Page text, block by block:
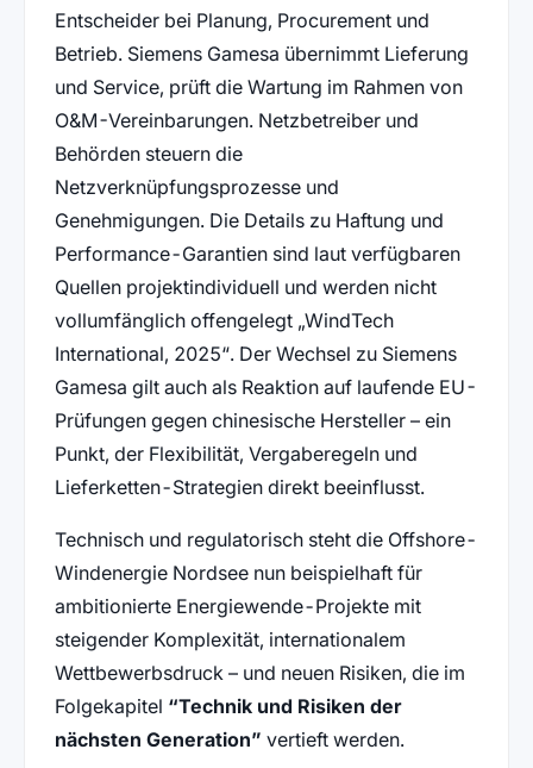
Entscheider bei Planung, Procurement und
Betrieb. Siemens Gamesa übernimmt Lieferung
und Service, prüft die Wartung im Rahmen von
O&M-Vereinbarungen. Netzbetreiber und
Behörden steuern die
Netzverknüpfungsprozesse und
Genehmigungen. Die Details zu Haftung und
Performance-Garantien sind laut verfügbaren
Quellen projektindividuell und werden nicht
vollumfänglich offengelegt WindTech
International, 2025 . Der Wechsel zu Siemens
Gamesa gilt auch als Reaktion auf laufende EU-
Prüfungen gegen chinesische Hersteller – ein
Punkt, der Flexibilität, Vergaberegeln und
Lieferketten-Strategien direkt beeinflusst.
Technisch und regulatorisch steht die Offshore-
Windenergie Nordsee nun beispielhaft für
ambitionierte Energiewende-Projekte mit
steigender Komplexität, internationalem
Wettbewerbsdruck – und neuen Risiken, die im
Folgekapitel “Technik und Risiken der
nächsten Generation” vertieft werden.